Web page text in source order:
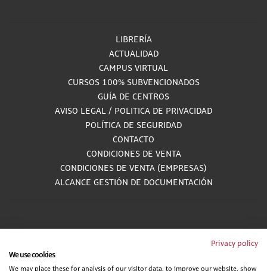
LIBRERÍA
ACTUALIDAD
CAMPUS VIRTUAL
CURSOS 100% SUBVENCIONADOS
GUÍA DE CENTROS
AVISO LEGAL / POLITICA DE PRIVACIDAD
POLÍTICA DE SEGURIDAD
CONTACTO
CONDICIONES DE VENTA
CONDICIONES DE VENTA (EMPRESAS)
ALCANCE GESTIÓN DE DOCUMENTACIÓN
Teléfono gratuito atendido por asesores especializados L-V 8:00 - 15:00
Privacy policy
We use cookies
We may place these for analysis of our visitor data, to improve our website, show